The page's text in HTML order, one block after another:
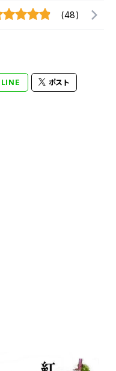
(48)
LINE ポスト